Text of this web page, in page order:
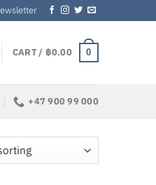
CART / ฿0.00 0
+47 900 99 000